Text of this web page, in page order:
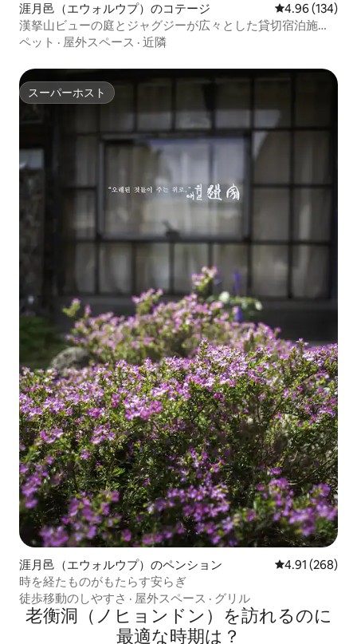
涯月邑（エウォルウプ）のコテージ レビュー134
4.96 (134)
漢拏山ビューの庭とジャグジーが広々とした貸切宿泊施設 -
安
ペット · 屋外スペース · 近隣
スーパーホスト
スーパーホスト
涯月邑（エウォルウプ）のペンション レビュー268
4.91 (268)
時を経たものがもたらす安らぎ
徒歩移動のしやすさ · 屋外スペース · グリル
老衡洞（ノヒョンドン）を訪⁠れ⁠るの⁠に
最⁠適⁠な時⁠期⁠は⁠？